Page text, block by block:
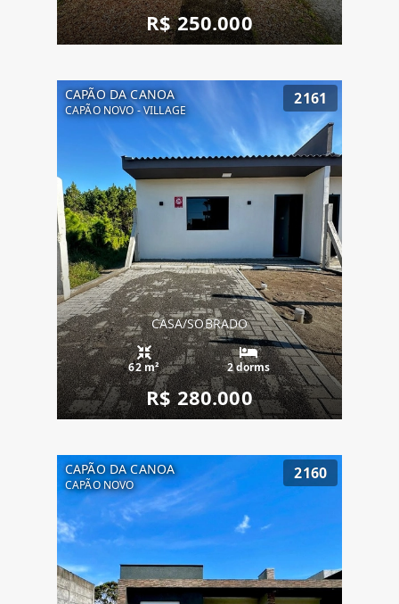
R$ 250.000
CAPÃO DA CANOA
CAPÃO NOVO - VILLAGE
2161
CASA/SOBRADO
62 m² 2 dorms
R$ 280.000
CAPÃO DA CANOA
CAPÃO NOVO
2160